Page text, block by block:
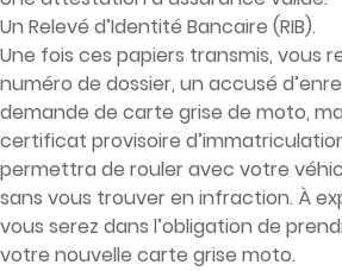
Un Relevé d’Identité Bancaire (RIB).
Une fois ces papiers transmis, vous
numéro de dossier, un accusé
demande de carte grise de moto,
certificat provisoire
permettra de rouler avec votre
sans vous trouver en infraction. À
vous serez dans l’obligation de
votre nouvelle carte grise moto.